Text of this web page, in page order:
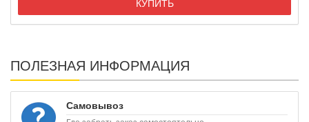
КУПИТЬ
ПОЛЕЗНАЯ ИНФОРМАЦИЯ
Самовывоз